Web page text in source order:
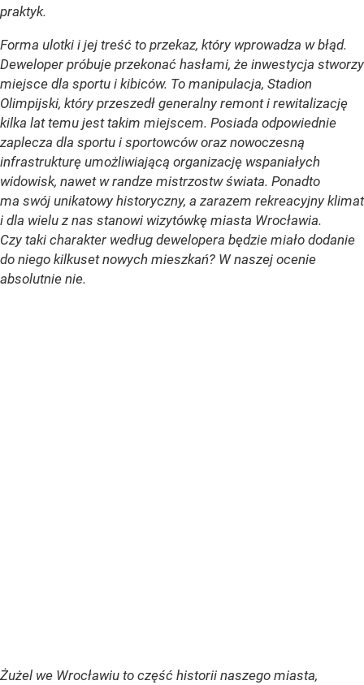
praktyk.
Forma ulotki i jej treść to przekaz, który wprowadza w błąd.
Deweloper próbuje przekonać hasłami, że inwestycja stworzy
miejsce dla sportu i kibiców. To manipulacja, Stadion
Olimpijski, który przeszedł generalny remont i rewitalizację
kilka lat temu jest takim miejscem. Posiada odpowiednie
zaplecza dla sportu i sportowców oraz nowoczesną
infrastrukturę umożliwiającą organizację wspaniałych
widowisk, nawet w randze mistrzostw świata. Ponadto
ma swój unikatowy historyczny, a zarazem rekreacyjny klimat
i dla wielu z nas stanowi wizytówkę miasta Wrocławia.
Czy taki charakter według dewelopera będzie miało dodanie
do niego kilkuset nowych mieszkań? W naszej ocenie
absolutnie nie.
Żużel we Wrocławiu to część historii naszego miasta,